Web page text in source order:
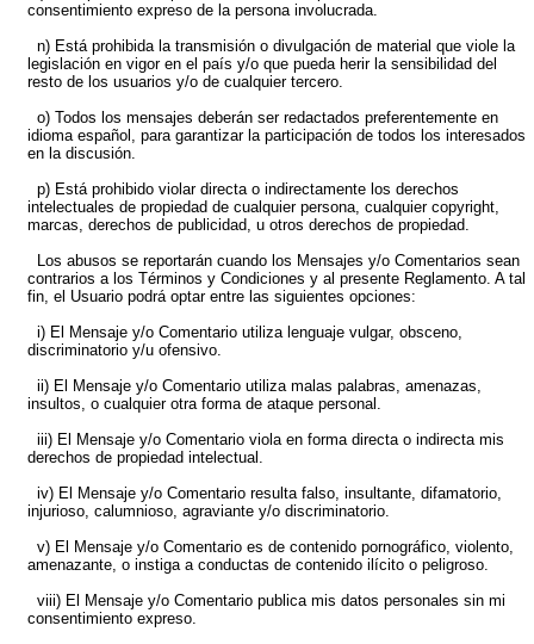
consentimiento expreso de la persona involucrada.
n) Está prohibida la transmisión o divulgación de material que viole la
legislación en vigor en el país y/o que pueda herir la sensibilidad del
resto de los usuarios y/o de cualquier tercero.
o) Todos los mensajes deberán ser redactados preferentemente en
idioma español, para garantizar la participación de todos los interesados
en la discusión.
p) Está prohibido violar directa o indirectamente los derechos
intelectuales de propiedad de cualquier persona, cualquier copyright,
marcas, derechos de publicidad, u otros derechos de propiedad.
Los abusos se reportarán cuando los Mensajes y/o Comentarios sean
contrarios a los Términos y Condiciones y al presente Reglamento. A tal
fin, el Usuario podrá optar entre las siguientes opciones:
i) El Mensaje y/o Comentario utiliza lenguaje vulgar, obsceno,
discriminatorio y/u ofensivo.
ii) El Mensaje y/o Comentario utiliza malas palabras, amenazas,
insultos, o cualquier otra forma de ataque personal.
iii) El Mensaje y/o Comentario viola en forma directa o indirecta mis
derechos de propiedad intelectual.
iv) El Mensaje y/o Comentario resulta falso, insultante, difamatorio,
injurioso, calumnioso, agraviante y/o discriminatorio.
v) El Mensaje y/o Comentario es de contenido pornográfico, violento,
amenazante, o instiga a conductas de contenido ilícito o peligroso.
viii) El Mensaje y/o Comentario publica mis datos personales sin mi
consentimiento expreso.